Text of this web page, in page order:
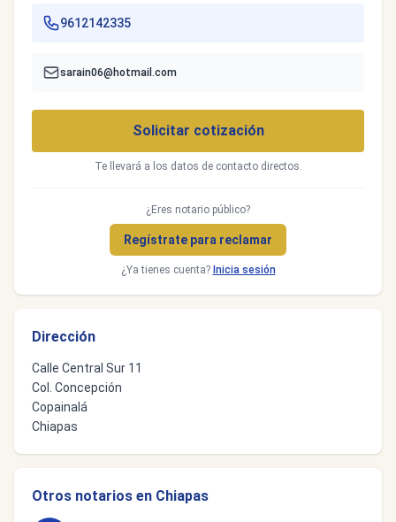
9612142335
sarain06@hotmail.com
Solicitar cotización
Te llevará a los datos de contacto directos.
¿Eres notario público?
Regístrate para reclamar
¿Ya tienes cuenta? Inicia sesión
Dirección
Calle Central Sur 11
Col. Concepción
Copainalá
Chiapas
Otros notarios en Chiapas